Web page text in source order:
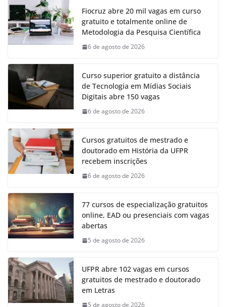
Fiocruz abre 20 mil vagas em curso
gratuito e totalmente online de
Metodologia da Pesquisa Científica
6 de agosto de 2026
Curso superior gratuito a distância
de Tecnologia em Mídias Sociais
Digitais abre 150 vagas
6 de agosto de 2026
Cursos gratuitos de mestrado e
doutorado em História da UFPR
recebem inscrições
6 de agosto de 2026
77 cursos de especialização gratuitos
online, EAD ou presenciais com vagas
abertas
5 de agosto de 2026
UFPR abre 102 vagas em cursos
gratuitos de mestrado e doutorado
em Letras
5 de agosto de 2026